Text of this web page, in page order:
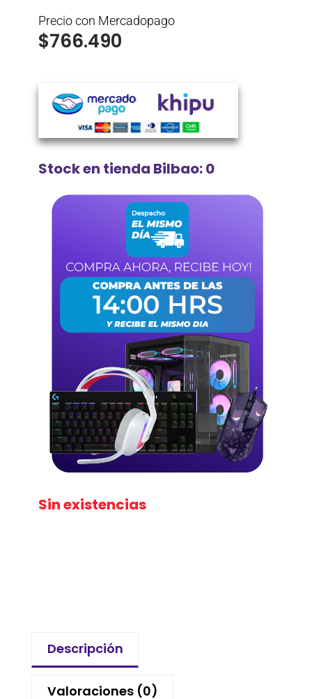
Precio con Mercadopago
$766.490
Stock en tienda Bilbao: 0
Sin existencias
Descripción
Valoraciones (0)